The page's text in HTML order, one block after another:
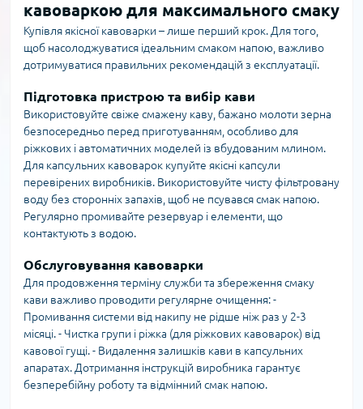
кавоваркою для максимального смаку
Купівля якісної кавоварки – лише перший крок. Для того,
щоб насолоджуватися ідеальним смаком напою, важливо
дотримуватися правильних рекомендацій з експлуатації.
Підготовка пристрою та вибір кави
Використовуйте свіже смажену каву, бажано молоти зерна
безпосередньо перед приготуванням, особливо для
ріжкових і автоматичних моделей із вбудованим млином.
Для капсульних кавоварок купуйте якісні капсули
перевірених виробників. Використовуйте чисту фільтровану
воду без сторонніх запахів, щоб не псувався смак напою.
Регулярно промивайте резервуар і елементи, що
контактують з водою.
Обслуговування кавоварки
Для продовження терміну служби та збереження смаку
кави важливо проводити регулярне очищення: -
Промивання системи від накипу не рідше ніж раз у 2-3
місяці. - Чистка групи і ріжка (для ріжкових кавоварок) від
кавової гущі. - Видалення залишків кави в капсульних
апаратах. Дотримання інструкцій виробника гарантує
безперебійну роботу та відмінний смак напою.